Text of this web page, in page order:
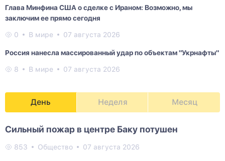
Глава Минфина США о сделке с Ираном: Возможно, мы
заключим ее прямо сегодня
0 В мире 07 августа 2026
Россия нанесла массированный удар по объектам "Укрнафты"
8 В мире 07 августа 2026
День Неделя Месяц
Сильный пожар в центре Баку потушен
853 Общество 07 августа 2026